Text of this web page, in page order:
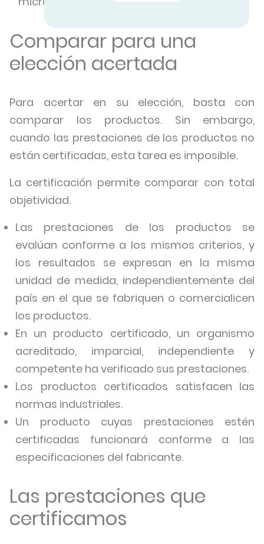
Comparar para una
elección acertada
Para acertar en su elección, basta con
comparar los productos. Sin embargo,
cuando las prestaciones de los productos no
están certificadas, esta tarea es imposible.
La certificación permite comparar con total
objetividad.
Las prestaciones de los productos se
evalúan conforme a los mismos criterios, y
los resultados se expresan en la misma
unidad de medida, independientemente del
país en el que se fabriquen o comercialicen
los productos.
En un producto certificado, un organismo
acreditado, imparcial, independiente y
competente ha verificado sus prestaciones.
Los productos certificados satisfacen las
normas industriales.
Un producto cuyas prestaciones estén
certificadas funcionará conforme a las
especificaciones del fabricante.
Las prestaciones que
certificamos